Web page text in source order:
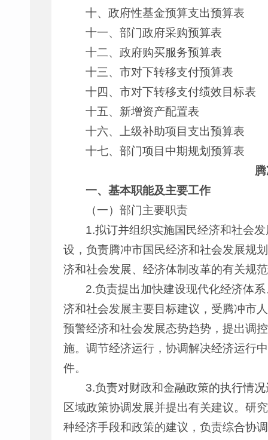
十、政府性基金预算支出预算表
十一、部门政府采购预算表
十二、政府购买服务预算表
十三、市对下转移支付预算表
十四、市对下转移支付绩效目标表
十五、新增资产配置表
十六、上级补助项目支出预算表
十七、部门项目中期规划预算表
一、基本职能及主要工作
（一）部门主要职责
1.拟订并组织实施国民经济和社会
设，负责腾冲市国民经济和社会发展规
济和社会发展、经济体制改革的有关规
2.负责提出加快建设现代化经济体
济和社会发展主要目标建议，受腾冲市
预警经济和社会发展态势趋势，提出调
施。调节经济运行，协调解决经济运行
件。
3.负责对财政和金融政策的执行情
区域政策协调发展并提出有关建议。研
种经济手段和政策的建议，负责综合协